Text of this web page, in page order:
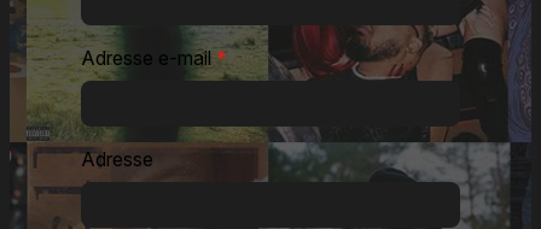
Adresse e-mail *
Adresse